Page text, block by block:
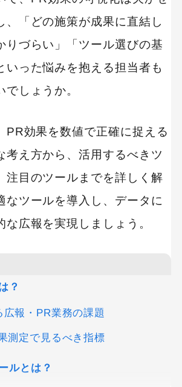
、「どの施策が成果に直結し
りづらい」「ツール選びの基
いった悩みを抱える担当者も
しょうか。
PR効果を数値で正確に捉える
考え方から、活用するべきツ
注目のツールまでを詳しく解
なツールを導入し、データに
な広報を実現しましょう。
？
広報・PR業務の課題
測定で見るべき指標
ルとは？